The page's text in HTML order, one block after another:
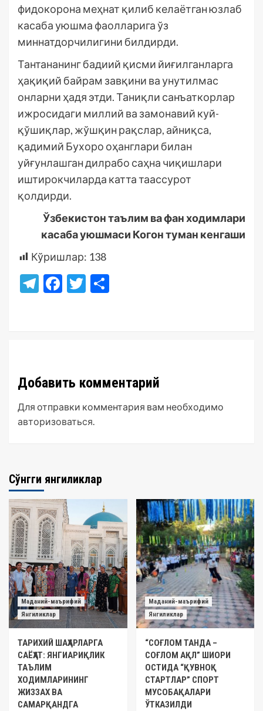
фидокорона меҳнат қилиб келаётган юзлаб
касаба уюшма фаолларига ўз
миннатдорчилигини билдирди.
Тантананинг бадиий қисми йиғилганларга
ҳақиқий байрам завқини ва унутилмас
онларни ҳадя этди. Таниқли санъаткорлар
ижросидаги миллий ва замонавий куй-
қўшиқлар, жўшқин рақслар, айниқса,
қадимий Бухоро оҳанглари билан
уйғунлашган дилрабо саҳна чиқишлари
иштирокчиларда катта таассурот
қолдирди.
Ўзбекистон таълим ва фан ходимлари
касаба уюшмаси Когон туман кенгаши
Кўришлар: 138
Telegram
Facebook
Twitter
Добавить комментарий
Для отправки комментария вам необходимо
авторизоваться.
Сўнгги янгиликлар
Маданий-маърифий
Янгиликлар
ТАРИХИЙ ШАҲАРЛАРГА
САЁҲАТ: ЯНГИАРИҚЛИК
ТАЪЛИМ
ХОДИМЛАРИНИНГ
ЖИЗЗАХ ВА
САМАРҚАНДГА
Маданий-маърифий
Янгиликлар
“СОҒЛОМ ТАНДА –
СОҒЛОМ АҚЛ” ШИОРИ
ОСТИДА “ҚУВНОҚ
СТАРТЛАР” СПОРТ
МУСОБАҚАЛАРИ
ЎТКАЗИЛДИ